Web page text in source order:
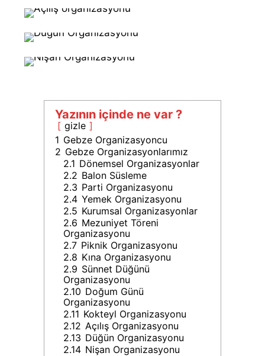
Düğün Organizasyonu
Nişan Organizasyonu
Yazının içinde ne var ?
gizle
1 Gebze Organizasyoncu
2 Gebze Organizasyonlarımız
2.1 Dönemsel Organizasyonlar
2.2 Balon Süsleme
2.3 Parti Organizasyonu
2.4 Yemek Organizasyonu
2.5 Kurumsal Organizasyonlar
2.6 Mezuniyet Töreni
Organizasyonu
2.7 Piknik Organizasyonu
2.8 Kına Organizasyonu
2.9 Sünnet Düğünü
Organizasyonu
2.10 Doğum Günü
Organizasyonu
2.11 Kokteyl Organizasyonu
2.12 Açılış Organizasyonu
2.13 Düğün Organizasyonu
2.14 Nişan Organizasyonu